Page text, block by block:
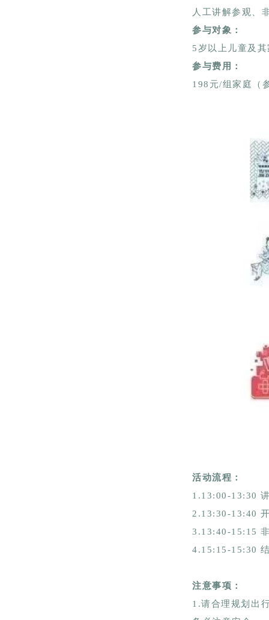
人工讲解参观、
参与对象：
5岁以上儿童及
参与费用：
198元/组家庭（
活动流程：
1.13:00-13:30
2.13:30-13:40
3.13:40-15:15
4.15:15-15:30
注意事项：
1.请合理规划出